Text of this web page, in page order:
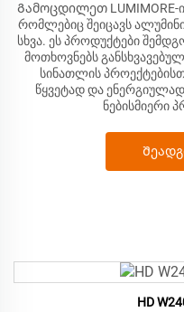
Გამოცდილეთ LUMIMORE-
რომლებიც შეიცავს
სხვა. ეს პროდუქტები
მოთხოვნებს
სინათლის
წყვეტად და
ნებისმიერი
HD